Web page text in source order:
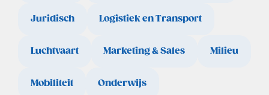
Juridisch Logistiek en Transport
Luchtvaart Marketing & Sales Milieu
Mobiliteit Onderwijs